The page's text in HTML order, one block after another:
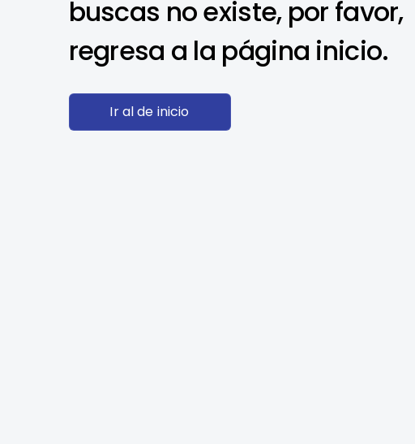
buscas no existe, por favor,
regresa a la página inicio.
Ir al de inicio